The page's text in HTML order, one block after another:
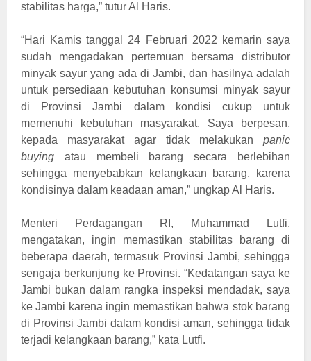
stabilitas harga,” tutur Al Haris.
“Hari Kamis tanggal 24 Februari 2022 kemarin saya
sudah mengadakan pertemuan bersama distributor
minyak sayur yang ada di Jambi, dan hasilnya adalah
untuk persediaan kebutuhan konsumsi minyak sayur
di Provinsi Jambi dalam kondisi cukup untuk
memenuhi kebutuhan masyarakat. Saya berpesan,
kepada masyarakat agar tidak melakukan panic
buying atau membeli barang secara berlebihan
sehingga menyebabkan kelangkaan barang, karena
kondisinya dalam keadaan aman,” ungkap Al Haris.
Menteri Perdagangan RI, Muhammad Lutfi,
mengatakan, ingin memastikan stabilitas barang di
beberapa daerah, termasuk Provinsi Jambi, sehingga
sengaja berkunjung ke Provinsi. “Kedatangan saya ke
Jambi bukan dalam rangka inspeksi mendadak, saya
ke Jambi karena ingin memastikan bahwa stok barang
di Provinsi Jambi dalam kondisi aman, sehingga tidak
terjadi kelangkaan barang,” kata Lutfi.